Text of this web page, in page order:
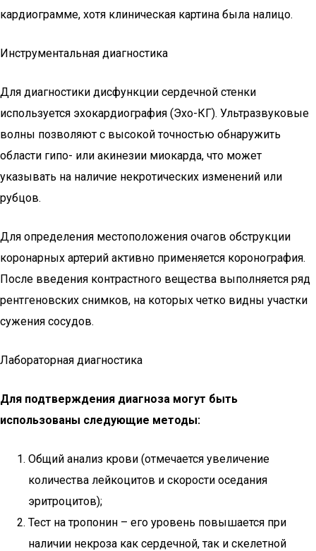
кардиограмме, хотя клиническая картина была налицо.
Инструментальная диагностика
Для диагностики дисфункции сердечной стенки
используется эхокардиография (Эхо-КГ). Ультразвуковые
волны позволяют с высокой точностью обнаружить
области гипо- или акинезии миокарда, что может
указывать на наличие некротических изменений или
рубцов.
Для определения местоположения очагов обструкции
коронарных артерий активно применяется коронография.
После введения контрастного вещества выполняется ряд
рентгеновских снимков, на которых четко видны участки
сужения сосудов.
Лабораторная диагностика
Для подтверждения диагноза могут быть
использованы следующие методы:
Общий анализ крови (отмечается увеличение
количества лейкоцитов и скорости оседания
эритроцитов);
Тест на тропонин – его уровень повышается при
наличии некроза как сердечной, так и скелетной